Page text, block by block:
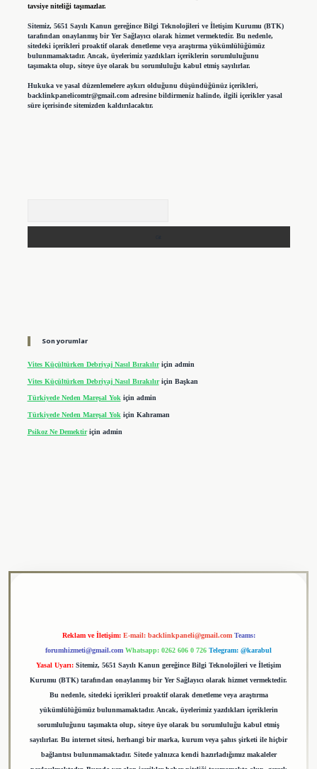
tavsiye niteliği taşımazlar.
Sitemiz, 5651 Sayılı Kanun gereğince Bilgi Teknolojileri ve İletişim Kurumu (BTK)
tarafından onaylanmış bir Yer Sağlayıcı olarak hizmet vermektedir. Bu nedenle,
sitedeki içerikleri proaktif olarak denetleme veya araştırma yükümlülüğümüz
bulunmamaktadır. Ancak, üyelerimiz yazdıkları içeriklerin sorumluluğunu
taşımakta olup, siteye üye olarak bu sorumluluğu kabul etmiş sayılırlar.
Hukuka ve yasal düzenlemelere aykırı olduğunu düşündüğünüz içerikleri,
backlinkpanelicomtr@gmail.comadresine bildirmeniz halinde, ilgili içerikler yasal
süre içerisinde sitemizden kaldırılacaktır.
Son yorumlar
Vites Küçültürken Debriyaj Nasıl Bırakılıriçin admin
Vites Küçültürken Debriyaj Nasıl Bırakılıriçin Başkan
Türkiyede Neden Mareşal Yokiçin admin
Türkiyede Neden Mareşal Yok için Kahraman
Psikoz Ne Demektiriçin admin
Reklam ve İletişim: E-mail: backlinkpaneli@gmail.com Teams:
forumhizmeti@gmail.com Whatsapp: 0262 606 0 726 Telegram: @karabul
Yasal Uyarı: Sitemiz, 5651 Sayılı Kanun gereğince Bilgi Teknolojileri ve İletişim
Kurumu (BTK) tarafından onaylanmış bir Yer Sağlayıcı olarak hizmet vermektedir.
Bu nedenle, sitedeki içerikleri proaktif olarak denetleme veya araştırma
yükümlülüğümüz bulunmamaktadır. Ancak, üyelerimiz yazdıkları içeriklerin
sorumluluğunu taşımakta olup, siteye üye olarak bu sorumluluğu kabul etmiş
sayılırlar. Bu internet sitesi, herhangi bir marka, kurum veya şahıs şirketi ile hiçbir
bağlantısı bulunmamaktadır. Sitede yalnızca kendi hazırladığımız makaleler